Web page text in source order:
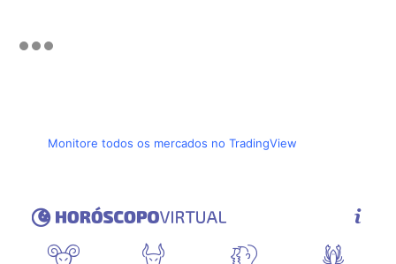
Monitore todos os mercados no TradingView